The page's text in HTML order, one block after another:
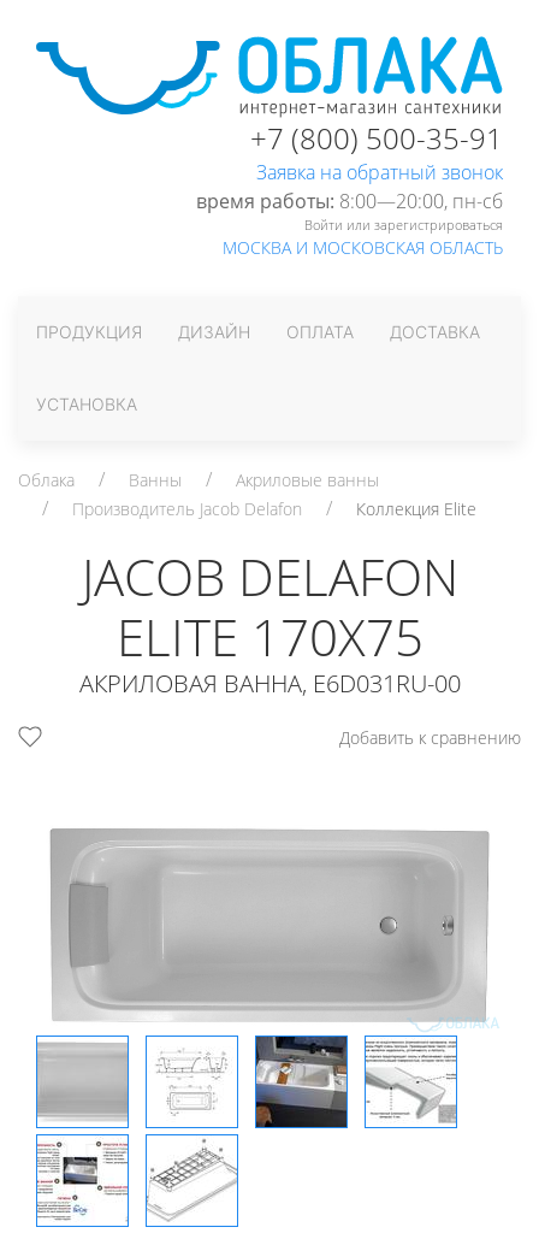
+7 (800) 500-35-91
Заявка на обратный звонок
время работы: 8:00—20:00, пн-cб
Войти или зарегистрироваться
МОСКВА И МОСКОВСКАЯ ОБЛАСТЬ
ПРОДУКЦИЯ ДИЗАЙН ОПЛАТА ДОСТАВКА
УСТАНОВКА
Облака Ванны
Акриловые ванны
Производитель Jacob Delafon
Коллекция Elite
JACOB DELAFON
ELITE 170X75
АКРИЛОВАЯ ВАННА, E6D031RU-00
Добавить к сравнению